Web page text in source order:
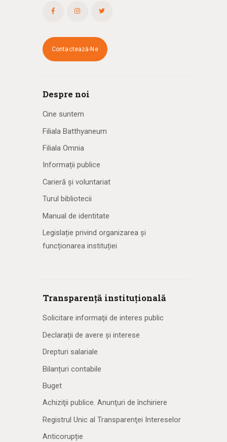
Contactează-Ne
Despre noi
Cine suntem
Filiala Batthyaneum
Filiala Omnia
Informații publice
Carieră și voluntariat
Turul bibliotecii
Manual de identitate
Legislație privind organizarea și
funcționarea instituției
Transparență instituțională
Solicitare informaţii de interes public
Declarații de avere și interese
Drepturi salariale
Bilanțuri contabile
Buget
Achiziţii publice. Anunţuri de închiriere
Registrul Unic al Transparenţei Intereselor
Anticorupție